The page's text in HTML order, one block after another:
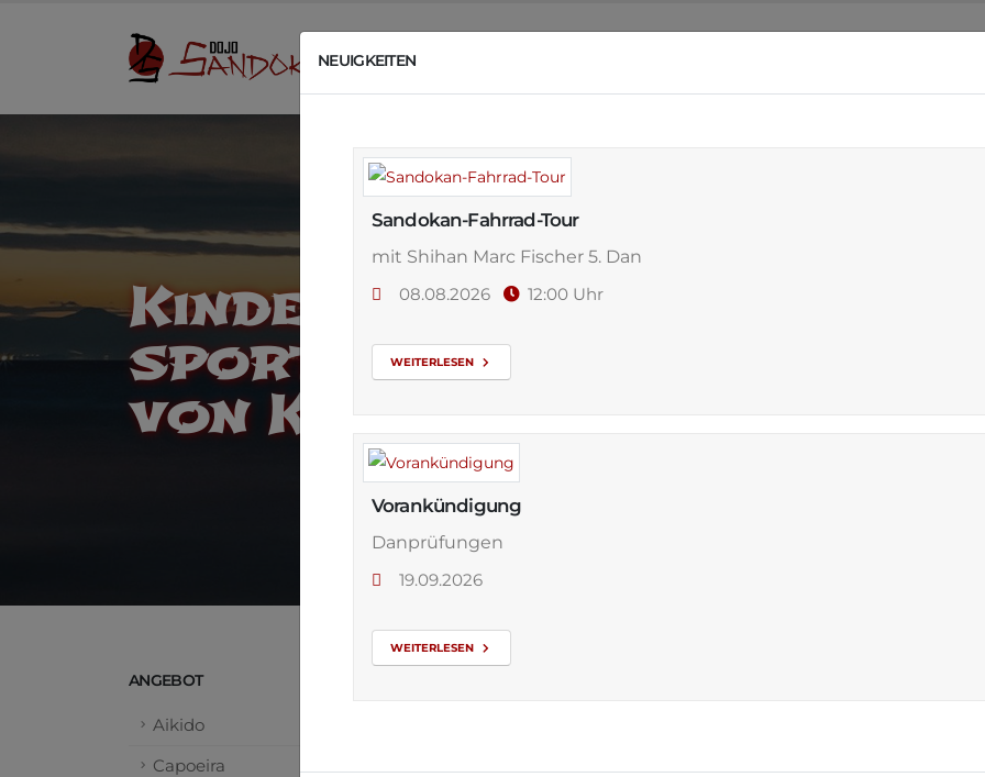
NEUIGKEITEN
Sandokan-Fahrrad-Tour
mit Shihan Marc Fischer 5. Dan
08.08.2026
12:00 Uhr
WEITERLESEN
Vorankündigung
Danprüfungen
19.09.2026
WEITERLESEN
Kinderturnen,
sportliche Entwicklung
von Kindern
ANGEBOT
Aikido
Capoeira